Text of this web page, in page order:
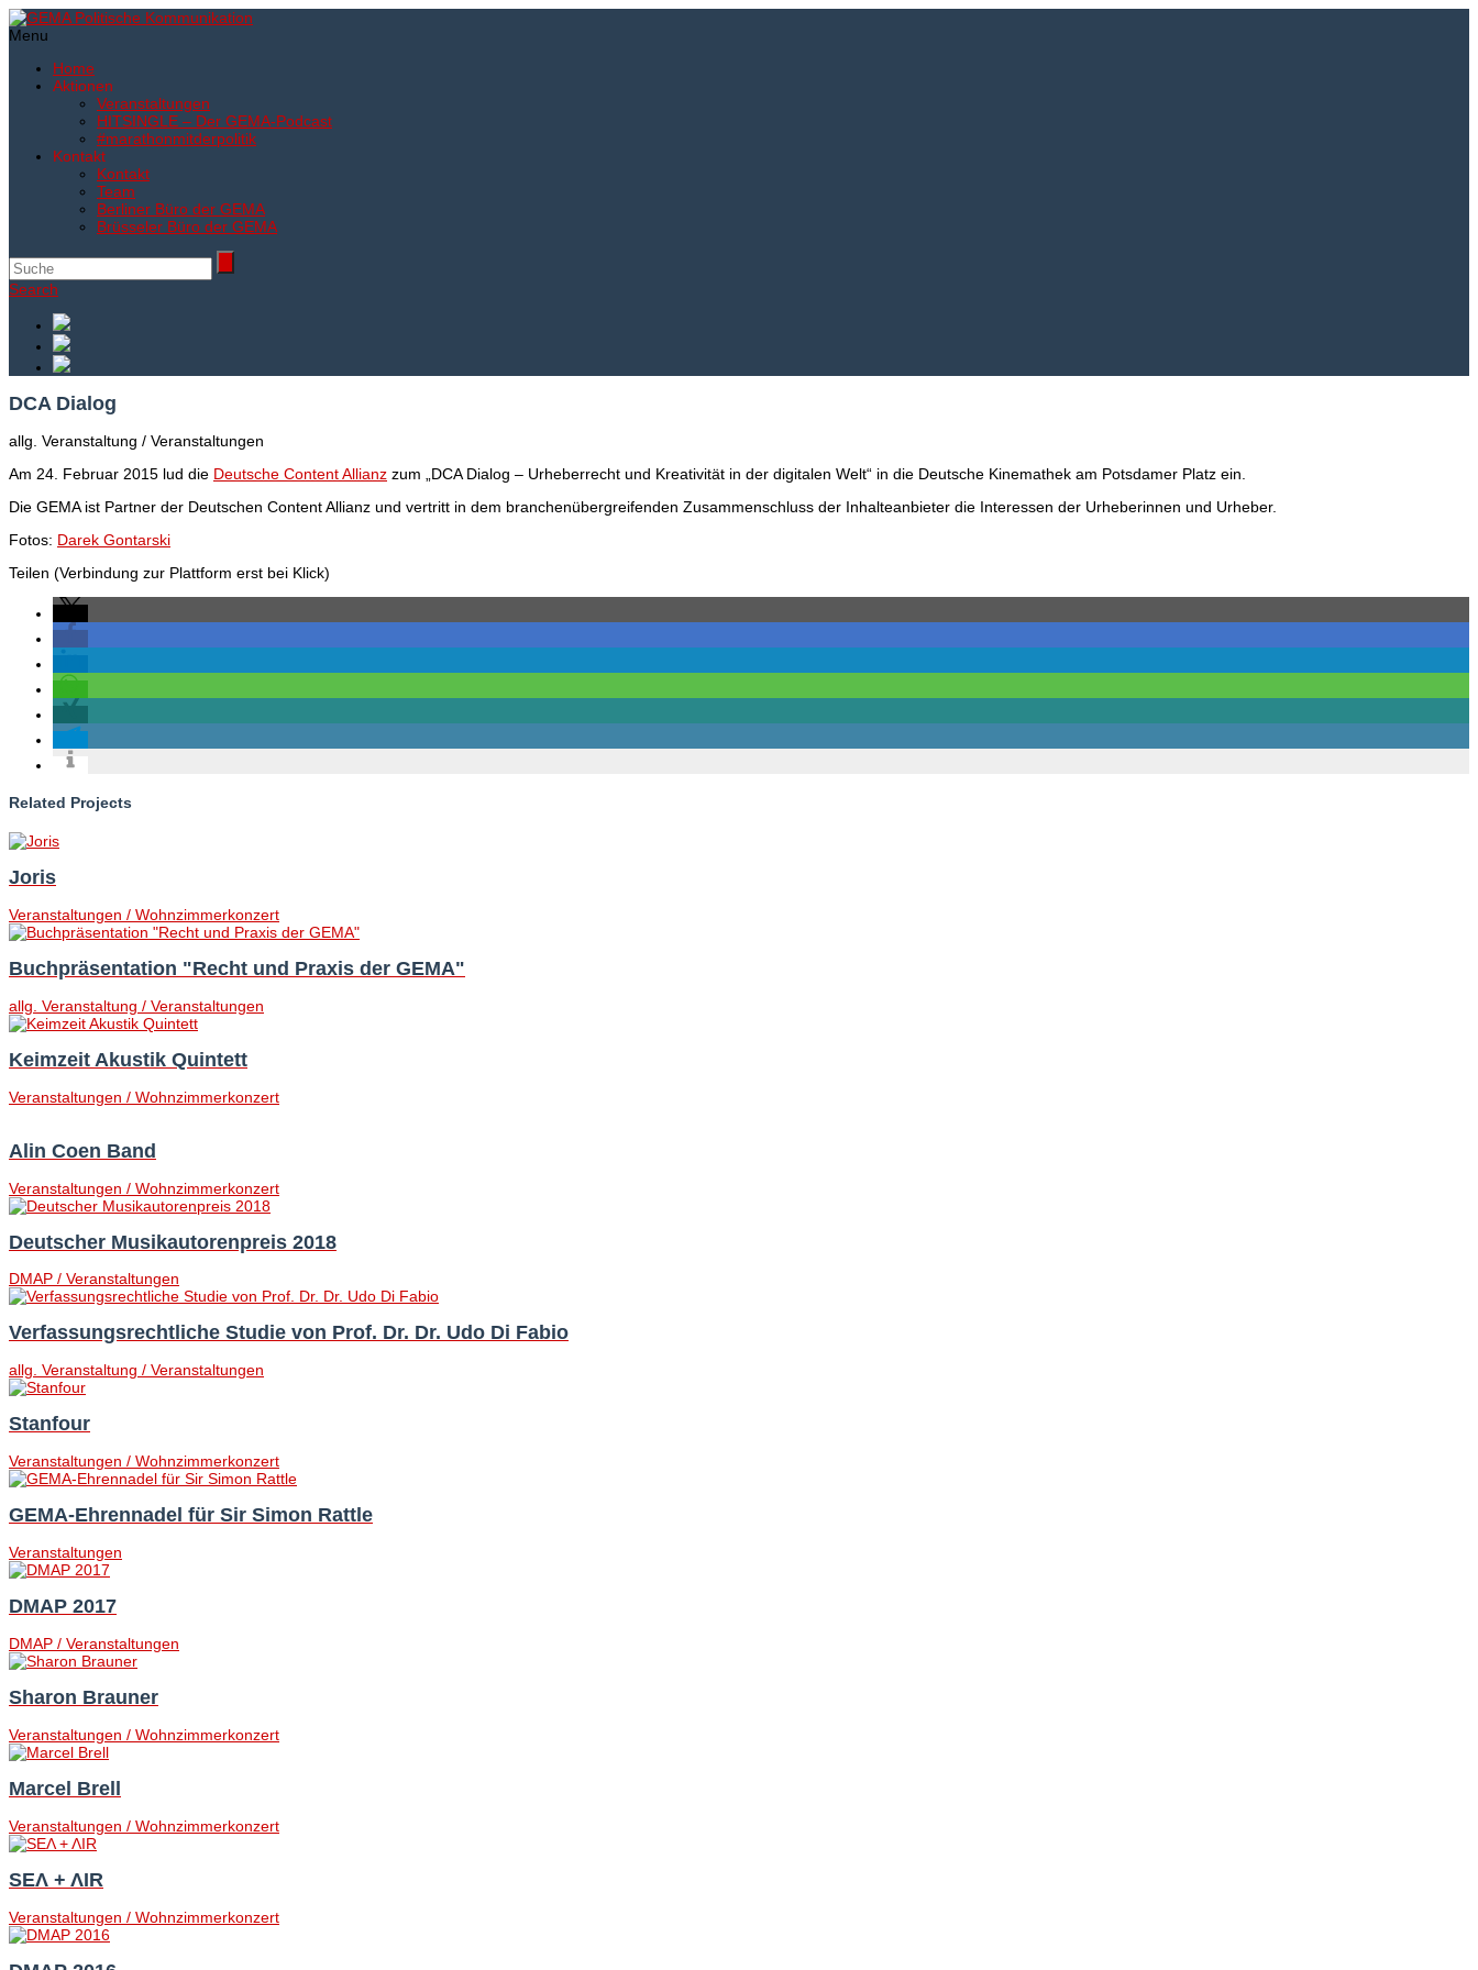
Menu
Home
Aktionen
Veranstaltungen
HITSINGLE – Der GEMA-Podcast
#marathonmitderpolitik
Kontakt
Kontakt
Team
Berliner Büro der GEMA
Brüsseler Büro der GEMA
Search
DCA Dialog
allg. Veranstaltung / Veranstaltungen
Am 24. Februar 2015 lud die Deutsche Content Allianz zum „DCA Dialog – Urheberrecht und Kreativität in der digitalen Welt“ in die Deutsche Kinemathek am Potsdamer Platz ein.
Die GEMA ist Partner der Deutschen Content Allianz und vertritt in dem branchenübergreifenden Zusammenschluss der Inhalteanbieter die Interessen der Urheberinnen und Urheber.
Fotos: Darek Gontarski
Teilen (Verbindung zur Plattform erst bei Klick)
Related Projects
Joris
Veranstaltungen / Wohnzimmerkonzert
Buchpräsentation "Recht und Praxis der GEMA"
allg. Veranstaltung / Veranstaltungen
Keimzeit Akustik Quintett
Veranstaltungen / Wohnzimmerkonzert
Alin Coen Band
Veranstaltungen / Wohnzimmerkonzert
Deutscher Musikautorenpreis 2018
DMAP / Veranstaltungen
Verfassungsrechtliche Studie von Prof. Dr. Dr. Udo Di Fabio
allg. Veranstaltung / Veranstaltungen
Stanfour
Veranstaltungen / Wohnzimmerkonzert
GEMA-Ehrennadel für Sir Simon Rattle
Veranstaltungen
DMAP 2017
DMAP / Veranstaltungen
Sharon Brauner
Veranstaltungen / Wohnzimmerkonzert
Marcel Brell
Veranstaltungen / Wohnzimmerkonzert
SEΛ + ΛIR
Veranstaltungen / Wohnzimmerkonzert